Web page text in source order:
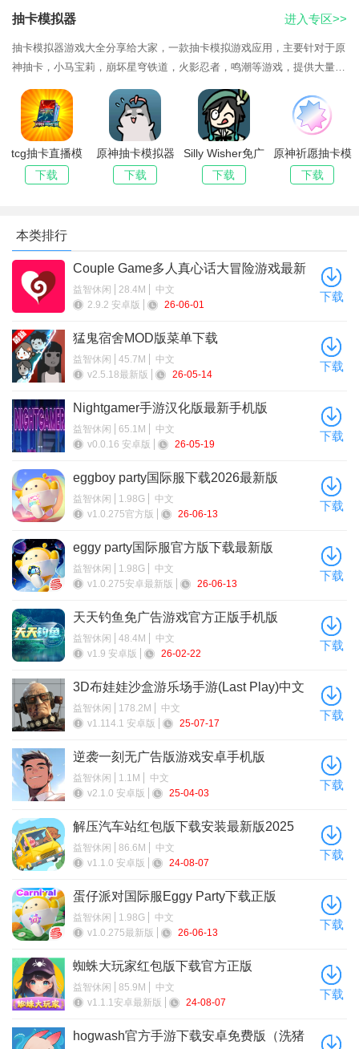
个性化定制打造专属角色，打造出独一无二的个性造型，应
有尽有，满足玩家个性化的需求。
收集养成打造专属阵容，通过各种材料和道具培养他们的属
轻松打造理想阵容，提供了方便的角色、物品和服装管理系
统，玩家可以轻松查看、筛选。
游戏亮点
1、令人兴奋的横幅：用最新的横幅来满足您的心愿
2、角色和服装大集合：收集各种独特的角色和服装
3、扭蛋：扭曲你心爱的角色并为他们提供酷炫物品
游戏测评
在游戏中拥有多个不同的限定卡池，为崩坏星穹铁道的游戏
轻松体验全新的抽卡模式，让玩家可以体验到抽卡的紧张刺
激和获得新角色的喜悦
玩家们在游戏中可以体验到无限抽卡的感觉，没有任何的限
制，卡池概率也与原游戏是一样的
抽卡模拟器
抽卡模拟器游戏大全分享给大家，一款抽卡模拟游戏应用，主要针对于原
神抽卡，小马宝莉，崩坏星穹铁道，火影忍者，鸣潮等游戏，提供大量卡
买的卡包
进入专区>>
tcg抽卡直播模
拟器2026最新
版
下载
原神抽卡模拟器
大聪明版免广告
下载
Silly Wisher免广
告游戏官方手机
版
下载
原神祈愿抽卡模
拟器最新版
2025下载
下载
本类排行
Couple Game多人真心话大冒险游戏最新
版本2026
益智休闲 28.4M
中文
2.9.2 安卓版
26-06-01
下载
猛鬼宿舍MOD版菜单下载
益智休闲 45.7M
中文
v2.5.18最新版
26-05-14
下载
Nightgamer手游汉化版最新手机版
益智休闲 65.1M
中文
v0.0.16 安卓版
26-05-19
下载
eggboy party国际服下载2026最新版
益智休闲 1.98G
中文
v1.0.275官方版
26-06-13
下载
eggy party国际服官方版下载最新版
益智休闲 1.98G
中文
v1.0.275安卓最新版
26-06-13
下载
天天钓鱼免广告游戏官方正版手机版
益智休闲 48.4M
中文
v1.9 安卓版
26-02-22
下载
3D布娃娃沙盒游乐场手游(Last Play)中文
最新版
益智休闲 178.2M
中文
v1.114.1 安卓版
25-07-17
下载
逆袭一刻无广告版游戏安卓手机版
益智休闲 1.1M
中文
v2.1.0 安卓版
25-04-03
下载
解压汽车站红包版下载安装最新版2025
益智休闲 86.6M
中文
v1.1.0 安卓版
24-08-07
下载
蛋仔派对国际服Eggy Party下载正版
益智休闲 1.98G
中文
v1.0.275最新版
26-06-13
下载
蜘蛛大玩家红包版下载官方正版
益智休闲 85.9M
中文
v1.1.1安卓最新版
24-08-07
下载
hogwash官方手游下载安卓免费版（洗猪